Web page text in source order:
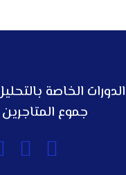
الخاصة
جموع